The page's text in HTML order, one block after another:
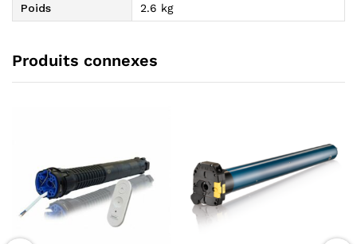
Poids 2.6 kg
Produits connexes